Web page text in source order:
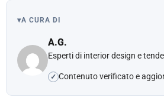
▾A CURA DI
A.G.
Esperti di interior design e
✓ Contenuto verificato e